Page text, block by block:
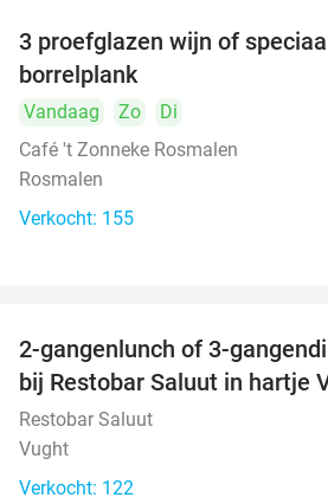
3 proefglazen wijn of
borrelplank
Vandaag Zo
Di
Café 't Zonneke Rosmalen
Rosmalen
Verkocht: 155
2-gangenlunch of 3-
bij Restobar Saluut in hartje
Restobar Saluut
Vught
Verkocht: 122